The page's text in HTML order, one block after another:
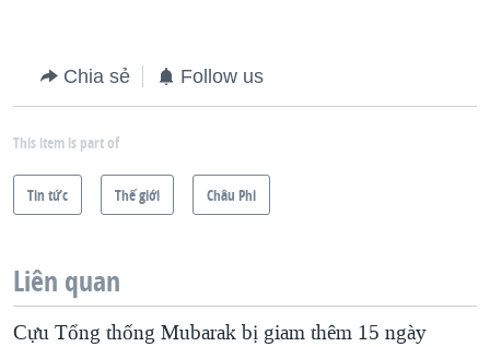
Chia sẻ Follow us
This item is part of
Tin tức Thế giới Châu Phi
Liên quan
Cựu Tổng thống Mubarak bị giam thêm 15 ngày